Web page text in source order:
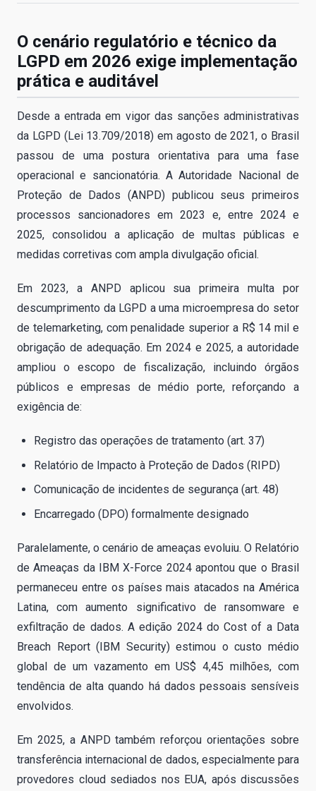
O cenário regulatório e técnico da
LGPD em 2026 exige implementação
prática e auditável
Desde a entrada em vigor das sanções administrativas
da LGPD (Lei 13.709/2018) em agosto de 2021, o Brasil
passou de uma postura orientativa para uma fase
operacional e sancionatória. A Autoridade Nacional de
Proteção de Dados (ANPD) publicou seus primeiros
processos sancionadores em 2023 e, entre 2024 e
2025, consolidou a aplicação de multas públicas e
medidas corretivas com ampla divulgação oficial.
Em 2023, a ANPD aplicou sua primeira multa por
descumprimento da LGPD a uma microempresa do setor
de telemarketing, com penalidade superior a R$ 14 mil e
obrigação de adequação. Em 2024 e 2025, a autoridade
ampliou o escopo de fiscalização, incluindo órgãos
públicos e empresas de médio porte, reforçando a
exigência de:
Registro das operações de tratamento (art. 37)
Relatório de Impacto à Proteção de Dados (RIPD)
Comunicação de incidentes de segurança (art. 48)
Encarregado (DPO) formalmente designado
Paralelamente, o cenário de ameaças evoluiu. O Relatório
de Ameaças da IBM X-Force 2024 apontou que o Brasil
permaneceu entre os países mais atacados na América
Latina, com aumento significativo de ransomware e
exfiltração de dados. A edição 2024 do Cost of a Data
Breach Report (IBM Security) estimou o custo médio
global de um vazamento em US$ 4,45 milhões, com
tendência de alta quando há dados pessoais sensíveis
envolvidos.
Em 2025, a ANPD também reforçou orientações sobre
transferência internacional de dados, especialmente para
provedores cloud sediados nos EUA, após discussões